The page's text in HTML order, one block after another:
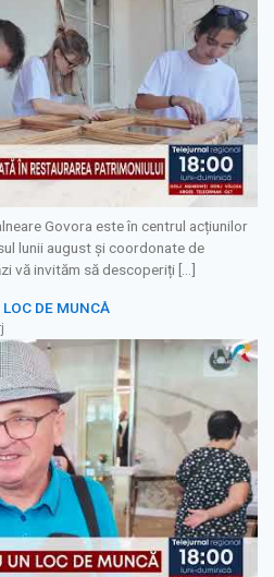
Govora este în centrul acțiunilor
lunii august și coordonate de
vă invităm să descoperiți […]
DE MUNCĂ